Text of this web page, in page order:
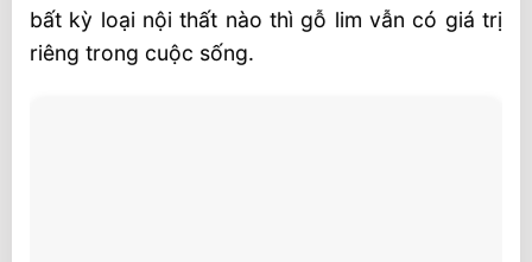
bất kỳ loại nội thất nào thì gỗ lim vẫn có giá trị
riêng trong cuộc sống.